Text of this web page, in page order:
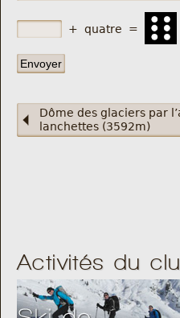
+ quatre =
Dôme des glaciers par
lanchettes (3592m)
Activités du